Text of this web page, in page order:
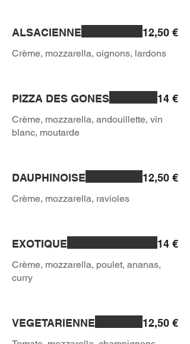
ALSACIENNE
Crème, mozzarella, oignons, lardons
12,50 €
PIZZA DES GONES
Crème, mozzarella, andouillette, vin
14 €
DAUPHINOISE 12,50 €
EXOTIQUE
Crème, mozzarella, poulet, ananas,
14 €
VEGETARIENNE 12,50 €